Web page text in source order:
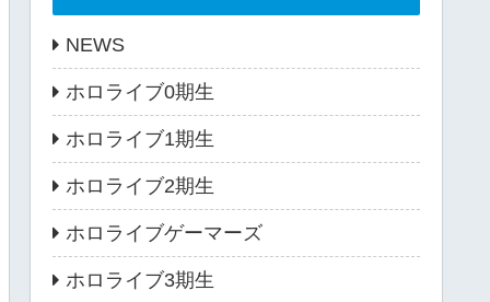
NEWS
ホロライブ0期生
ホロライブ1期生
ホロライブ2期生
ホロライブゲーマーズ
ホロライブ3期生